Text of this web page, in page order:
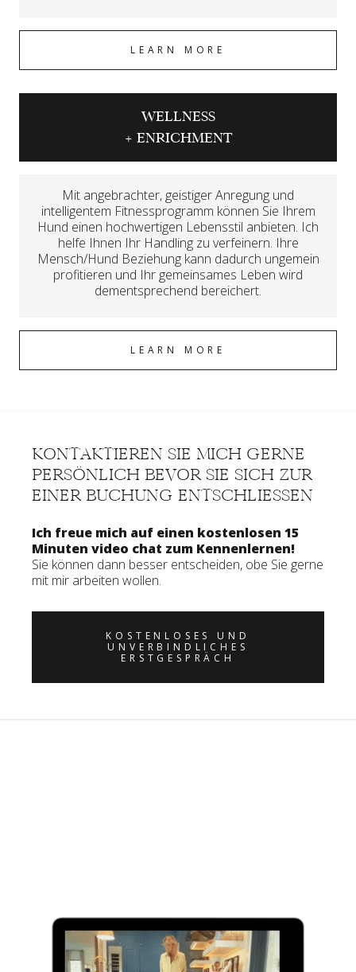
LEARN MORE
WELLNESS
+ ENRICHMENT
Mit angebrachter, geistiger Anregung und
intelligentem Fitnessprogramm können Sie Ihrem
Hund einen hochwertigen Lebensstil anbieten. Ich
helfe Ihnen Ihr Handling zu verfeinern. Ihre
Mensch/Hund Beziehung kann dadurch ungemein
profitieren und Ihr gemeinsames Leben wird
dementsprechend bereichert.
LEARN MORE
KONTAKTIEREN SIE MICH GERNE
PERSÖNLICH BEVOR SIE SICH ZUR
EINER BUCHUNG ENTSCHLIESSEN
Ich freue mich auf einen kostenlosen 15
Minuten video chat zum Kennenlernen!
Sie können dann besser entscheiden, obe Sie gerne
mit mir arbeiten wollen.
KOSTENLOSES UND
UNVERBINDLICHES
ERSTGESPRÄCH